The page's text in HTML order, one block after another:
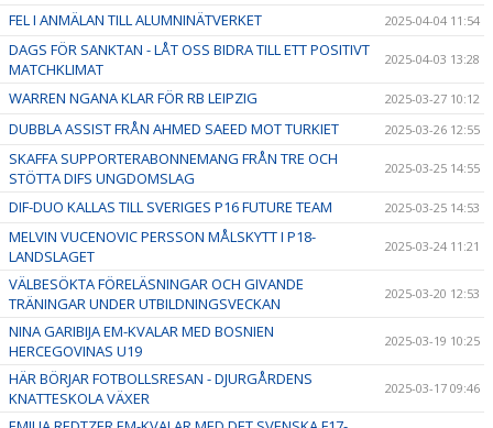
FEL I ANMÄLAN TILL ALUMNINÄTVERKET 2025-04-04 11:54
DAGS FÖR SANKTAN - LÅT OSS BIDRA TILL ETT POSITIVT
MATCHKLIMAT
2025-04-03 13:28
WARREN NGANA KLAR FÖR RB LEIPZIG 2025-03-27 10:12
DUBBLA ASSIST FRÅN AHMED SAEED MOT TURKIET 2025-03-26 12:55
SKAFFA SUPPORTERABONNEMANG FRÅN TRE OCH
STÖTTA DIFS UNGDOMSLAG
2025-03-25 14:55
DIF-DUO KALLAS TILL SVERIGES P16 FUTURE TEAM 2025-03-25 14:53
MELVIN VUCENOVIC PERSSON MÅLSKYTT I P18-
LANDSLAGET
2025-03-24 11:21
VÄLBESÖKTA FÖRELÄSNINGAR OCH GIVANDE
TRÄNINGAR UNDER UTBILDNINGSVECKAN
2025-03-20 12:53
NINA GARIBIJA EM-KVALAR MED BOSNIEN
HERCEGOVINAS U19
2025-03-19 10:25
HÄR BÖRJAR FOTBOLLSRESAN - DJURGÅRDENS
KNATTESKOLA VÄXER
2025-03-17 09:46